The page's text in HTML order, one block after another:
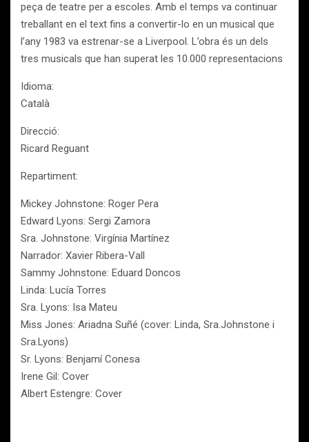
peça de teatre per a escoles. Amb el temps va continuar
treballant en el text fins a convertir-lo en un musical que
l’any 1983 va estrenar-se a Liverpool. L’obra és un dels
tres musicals que han superat les 10.000 representacions
Idioma:
Català
Direcció:
Ricard Reguant
Repartiment:
Mickey Johnstone: Roger Pera
Edward Lyons: Sergi Zamora
Sra. Johnstone: Virgínia Martínez
Narrador: Xavier Ribera-Vall
Sammy Johnstone: Eduard Doncos
Linda: Lucía Torres
Sra. Lyons: Isa Mateu
Miss Jones: Ariadna Suñé (cover: Linda, Sra.Johnstone i
Sra.Lyons)
Sr. Lyons: Benjamí Conesa
Irene Gil: Cover
Albert Estengre: Cover